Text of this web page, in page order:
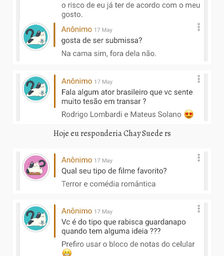
Hoje eu responderia Chay Suede rs